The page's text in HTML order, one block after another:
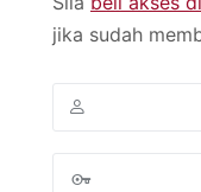
jika sudah